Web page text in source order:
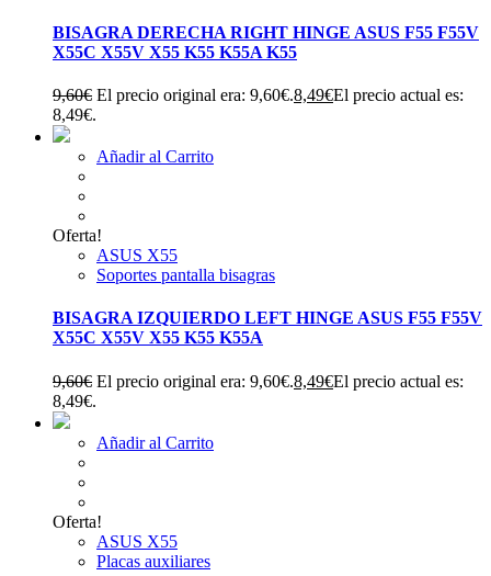
BISAGRA DERECHA RIGHT HINGE ASUS F55 F55V
X55C X55V X55 K55 K55A K55
9,60€ El precio original era: 9,60€.8,49€El precio actual es:
8,49€.
Añadir al Carrito
Oferta!
ASUS X55
Soportes pantalla bisagras
BISAGRA IZQUIERDO LEFT HINGE ASUS F55 F55V
X55C X55V X55 K55 K55A
9,60€ El precio original era: 9,60€.8,49€El precio actual es:
8,49€.
Añadir al Carrito
Oferta!
ASUS X55
Placas auxiliares